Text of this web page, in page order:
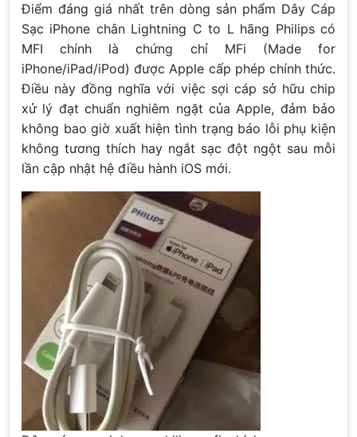
Điểm đáng giá nhất trên dòng sản phẩm Dây Cáp
Sạc iPhone chân Lightning C to L hãng Philips có
MFI chính là chứng chỉ MFi (Made for
iPhone/iPad/iPod) được Apple cấp phép chính thức.
Điều này đồng nghĩa với việc sợi cáp sở hữu chip
xử lý đạt chuẩn nghiêm ngặt của Apple, đảm bảo
không bao giờ xuất hiện tình trạng báo lỗi phụ kiện
không tương thích hay ngắt sạc đột ngột sau mỗi
lần cập nhật hệ điều hành iOS mới.